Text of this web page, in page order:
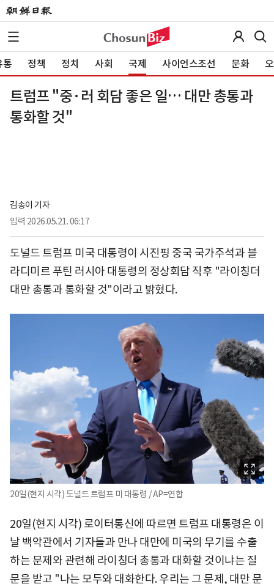
통 정책 정치 사회 국제 사이언스조선 문화
트럼프 "중·러 회담 좋은 일… 대만 총통과
통화할 것"
김송이 기자
입력 2026.05.21. 06:17
도널드 트럼프 미국 대통령이 시진핑 중국 국가주석과 블
라디미르 푸틴 러시아 대통령의 정상회담 직후 "라이칭더
대만 총통과 통화할 것"이라고 밝혔다.
20일(현지 시각) 도널드 트럼프 미 대통령 / AP=연합
20일(현지 시각) 로이터통신에 따르면 트럼프 대통령은 이
날 백악관에서 기자들과 만나 대만에 미국의 무기를 수출
하는 문제와 관련해 라이칭더 총통과 대화할 것이냐는 질
문을 받고 "나는 모두와 대화한다. 우리는 그 문제, 대만 문